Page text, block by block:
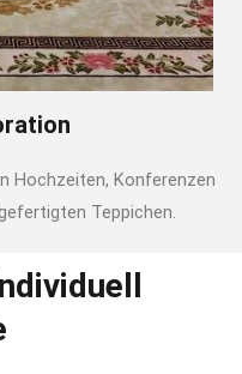
Hochzeiten, Konferenzen
Teppichen.